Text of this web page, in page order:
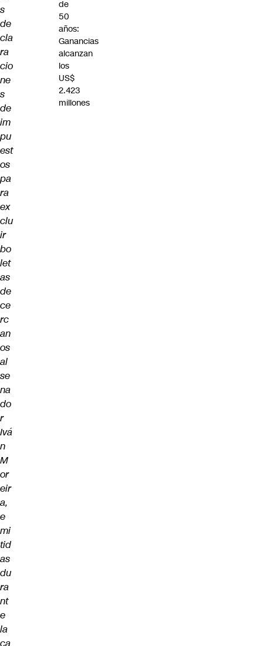
s
de
cla
ra
cio
ne
s
de
im
pu
est
os
pa
ra
ex
clu
ir
bo
let
as
de
ce
rc
an
os
al
se
na
do
r
Ivá
n
M
or
eir
a,
e
mi
tid
as
du
ra
nt
e
la
ca
de
50
años:
Ganancias
alcanzan
los
US$
2.423
millones